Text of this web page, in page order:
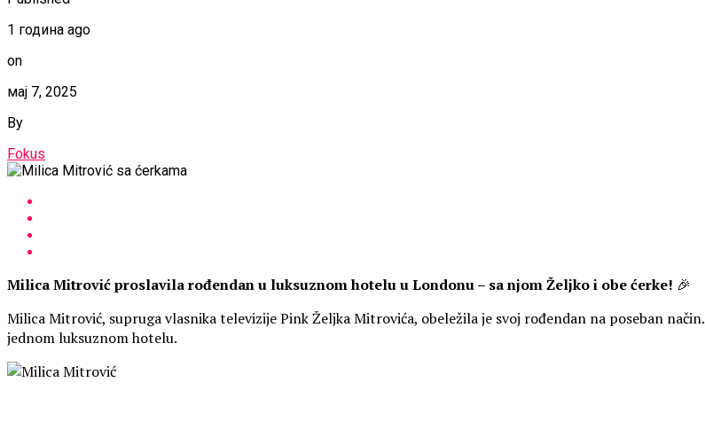
1 година ago
on
мај 7, 2025
By
Fokus
Milica Mitrović proslavila rođendan u luksuznom hotelu u Londonu – sa njom Željko i obe ćerke! 🎉
Milica Mitrović, supruga vlasnika televizije Pink Željka Mitrovića, obeležila je svoj rođendan na poseban
jednom luksuznom hotelu.